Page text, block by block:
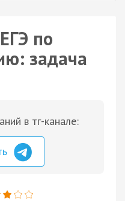
по
задача
в тг-канале: